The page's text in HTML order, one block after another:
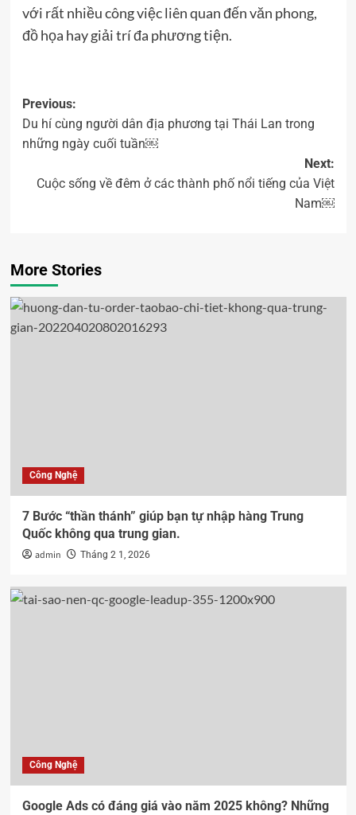
với rất nhiều công việc liên quan đến văn phong,
đồ họa hay giải trí đa phương tiện.
Previous:
Du hí cùng người dân địa phương tại Thái Lan trong
những ngày cuối tuần￼
Next:
Cuộc sống về đêm ở các thành phố nổi tiếng của Việt
Nam￼
More Stories
Công Nghệ
7 Bước “thần thánh” giúp bạn tự nhập hàng Trung
Quốc không qua trung gian.
admin Tháng 2 1, 2026
Công Nghệ
Google Ads có đáng giá vào năm 2025 không? Những